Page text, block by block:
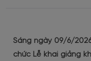
Thỏa thuận đấu
Tra cứu chỉ số & hóa
Chất lượng nước
Sáng ngày 09/6/
chức Lễ khai giảng